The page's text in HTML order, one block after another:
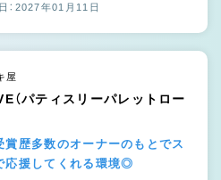
：2027年01月11日
屋
パティスリーパレットロー
歴多数のオーナーのもとでス
応援してくれる環境◎